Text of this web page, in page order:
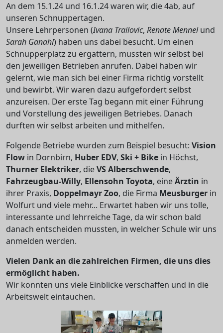
An dem 15.1.24 und 16.1.24 waren wir, die 4ab, auf
unseren Schnuppertagen.
Unsere Lehrpersonen (Ivana Trailovic, Renate Mennelund
Sarah Ganahl) haben uns dabei besucht. Um einen
Schnupperplatz zu ergattern, mussten wir selbst bei
den jeweiligen Betrieben anrufen. Dabei haben wir
gelernt, wie man sich bei einer Firma richtig vorstellt
und bewirbt. Wir waren dazu aufgefordert selbst
anzureisen. Der erste Tag begann mit einer Führung
und Vorstellung des jeweiligen Betriebes. Danach
durften wir selbst arbeiten und mithelfen.
Folgende Betriebe wurden zum Beispiel besucht: Vision
Flow in Dornbirn, Huber EDV, Ski + Bike in Höchst,
Thurner Elektriker, dieVS Alberschwende,
Fahrzeugbau-Willy, Ellensohn Toyota, eineÄrztin in
ihrer Praxis, Doppelmayr Zoo, die Firma Meusburger in
Wolfurt und viele mehr... Erwartet haben wir uns tolle,
interessante und lehrreiche Tage, da wir schon bald
danach entscheiden mussten, in welcher Schule wir uns
anmelden werden.
Vielen Dank an die zahlreichen Firmen, die uns dies
ermöglicht haben.
Wir konnten uns viele Einblicke verschaffen und in die
Arbeitswelt eintauchen.